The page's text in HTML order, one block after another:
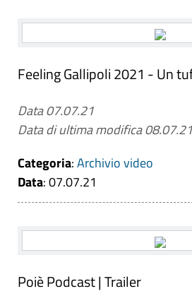
Feeling Gallipoli 2021 - Un
Data 07.07.21
Data di ultima modifica 08.07.21
Categoria:Archivio video
Data: 07.07.21
Poiè Podcast | Trailer